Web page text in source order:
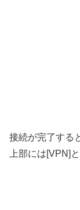
接続が完了する
上部には[VPN]